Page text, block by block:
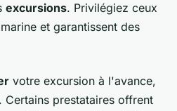
excursions. Privilégiez ceux
et garantissent des
votre excursion à l'avance,
Certains prestataires offrent